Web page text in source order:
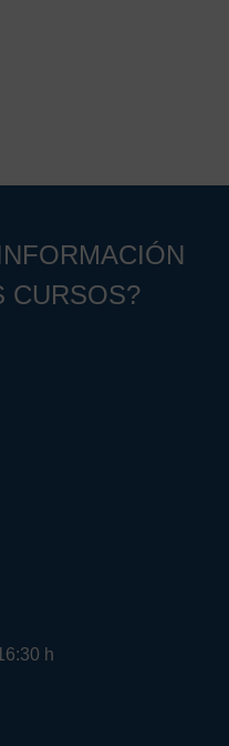
CURSOS?
h